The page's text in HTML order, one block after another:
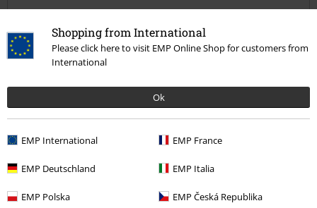
Shopping from International
Please click here to visit EMP Online Shop for customers from
International
Ok
EMP International EMP France
EMP Deutschland EMP Italia
EMP Polska EMP Česká Republika
Calidad
5
Diseño
Reseña verificada
¿Te ha sido útil esta opinión?